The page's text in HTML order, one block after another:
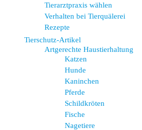
Tierarztpraxis wählen
Verhalten bei Tierquälerei
Rezepte
Tierschutz-Artikel
Artgerechte Haustierhaltung
Katzen
Hunde
Kaninchen
Pferde
Schildkröten
Fische
Nagetiere